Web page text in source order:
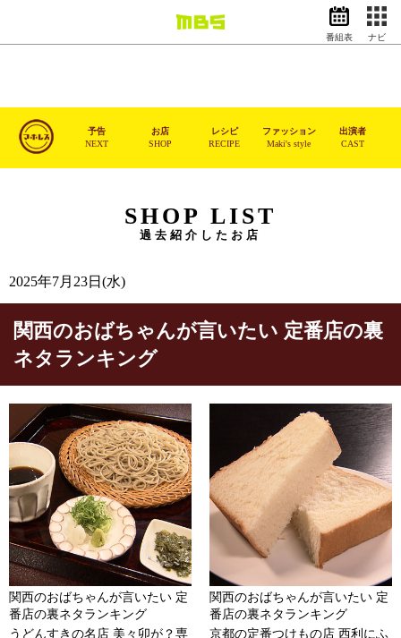
スポーツ
映画
番組表 ナビ
予告
NEXT
お店
SHOP
レシピ
RECIPE
ファッション
Maki's style
出演者
CAST
SHOP LIST
過去紹介したお店
2025年7月23日(水)
関西のおばちゃんが言いたい 定番店の裏
ネタランキング
関西のおばちゃんが言いたい 定
番店の裏ネタランキング
うどんすきの名店 美々卯が？専
関西のおばちゃんが言いたい 定
番店の裏ネタランキング
京都の定番つけもの店 西利にふ